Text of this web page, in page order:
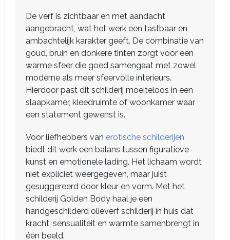
De verf is zichtbaar en met aandacht
aangebracht, wat het werk een tastbaar en
ambachtelijk karakter geeft. De combinatie van
goud, bruin en donkere tinten zorgt voor een
warme sfeer die goed samengaat met zowel
moderne als meer sfeervolle interieurs.
Hierdoor past dit schilderij moeiteloos in een
slaapkamer, kleedruimte of woonkamer waar
een statement gewenst is.
Voor liefhebbers van erotische schilderijen
biedt dit werk een balans tussen figuratieve
kunst en emotionele lading. Het lichaam wordt
niet expliciet weergegeven, maar juist
gesuggereerd door kleur en vorm. Met het
schilderij Golden Body haal je een
handgeschilderd olieverf schilderij in huis dat
kracht, sensualiteit en warmte samenbrengt in
één beeld.